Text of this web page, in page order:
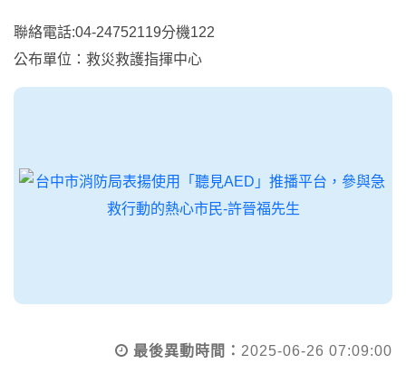
聯絡電話:04-24752119分機122
公布單位：救災救護指揮中心
最後異動時間： 2025-06-26 07:09:00